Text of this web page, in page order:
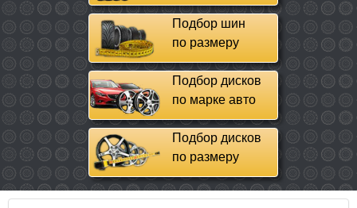
Подбор шин
по размеру
Подбор дисков
по марке авто
Подбор дисков
по размеру